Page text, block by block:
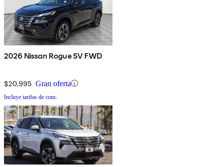
2026 Nissan Rogue SV FWD
$20,995 Gran oferta
Incluye tarifas de conc.